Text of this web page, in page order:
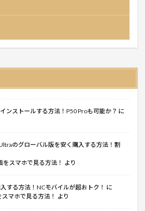
ンストールする方法！P50 Proも可能か？ に
のグローバル版を安く購入する方法！割
スマホで見る方法！ より
する方法！NCモバイルが超おトク！ に
マホで見る方法！ より